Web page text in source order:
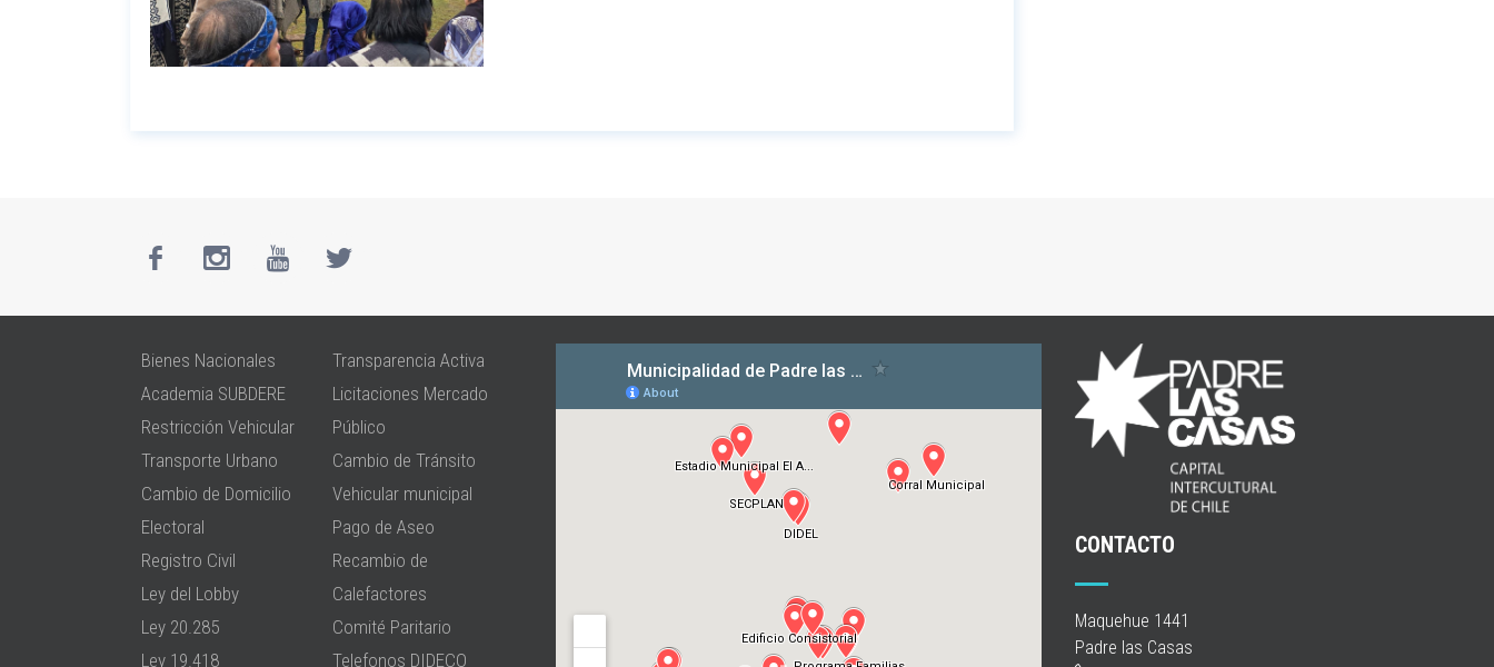
Bienes Nacionales
Academia SUBDERE
Restricción Vehicular
Transporte Urbano
Cambio de Domicilio
Electoral
Registro Civil
Ley del Lobby
Ley 20.285
Ley 19.418
Transparencia Activa
Licitaciones Mercado
Público
Cambio de Tránsito
Vehicular municipal
Pago de Aseo
Recambio de
Calefactores
Comité Paritario
Telefonos DIDECO
CONTACTO
Maquehue 1441
Padre las Casas